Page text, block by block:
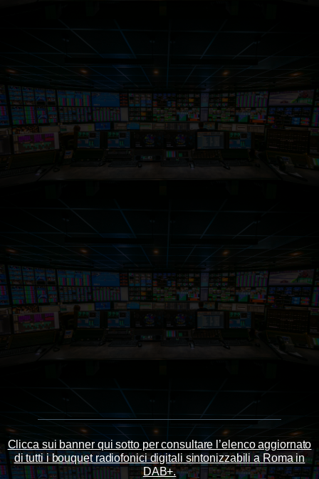
Clicca sui banner qui sotto per consultare l’elenco aggiornato
di tutti i bouquet radiofonici digitali sintonizzabili a Roma in
DAB+.